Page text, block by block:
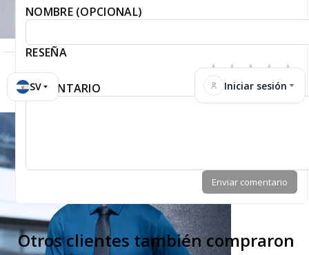
SV Iniciar sesión
NOMBRE (OPCIONAL)
RESEÑA
★
★
★
★
★
COMENTARIO
Enviar comentario
Otros clientes también compraron